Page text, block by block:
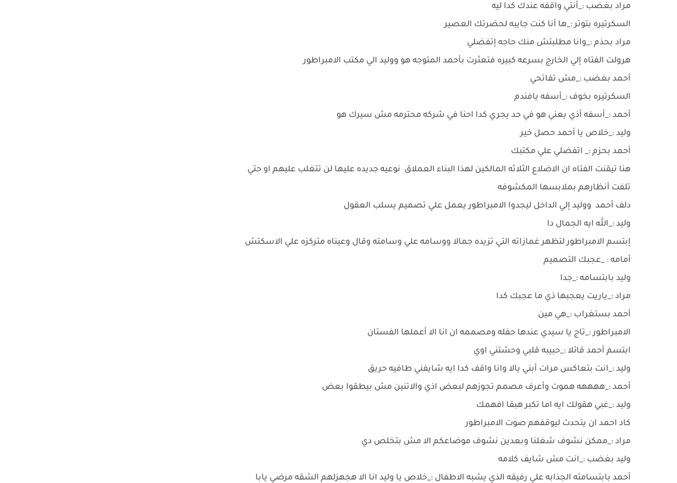
مراد بغضب :_أنتي واقفه عندك كدا ليه
السكرتيره بتوتر :_ها أنا كنت جايبه لحضرتك العصير
مراد بحذم :_وانا مطلبتش منك حاجه إتفضلي
هرولت الفتاه إلي الخارج بسرعه كبيره فتعثرت بأحمد المتوجه هو ووليد الي مكتب الامبراطور
أحمد بغضب :_مش تفاتحي
السكرتيره بخوف :_أسفه يافندم
أحمد :_أسفه أذي يعني هو في حد يجري كدا احنا في شركه محترمه مش سيرك هو
وليد :_خلاص يا أحمد حصل خير
أحمد بحزم :_ اتفضلي علي مكتبك
هنا تيقنت الفتاه ان الاضلاع الثلاثه المالكين لهذا البناء العملاق نوعيه جديده عليها لن تتغلب عليهم او حتي
تلفت أنظارهم بملابسها المكشوفه
دلف أحمد ووليد إلي الداخل ليجدوا الامبراطور يعمل علي تصميم يسلب العقول
وليد :_الله ايه الجمال دا
إبتسم الامبراطور لتظهر غمازاته التي تزيده جمالا ووسامه علي وسامته وقال وعيناه متركزه علي الاسكتش
أمامه : _عجبك التصميم
وليد بابتسامه :_جدا
مراد :_ياريت يعجبها ذي ما عجبك كدا
أحمد بستغراب :_هي مين
الامبراطور :_تاج يا سيدي عندها حفله ومصممه ان انا الا أعملها الفستان
ابتسم أحمد قائلا :_حبيبه قلبي وحشتني اوي
وليد :_انت بتعاكس مرات أبني يالا وانا واقف كدا ايه شايفني طافيه حريق
أحمد :_ههههه هموت وأعرف مصمم تجوزهم لبعض اذي والاتنين مش بيطقوا بعض
وليد :_غبي هقولك ايه اما تكبر هبقا افهمك
كاد احمد ان يتحدث ليوقفهم صوت الامبراطور
مراد :_ممكن نشوف شغلنا وبعدين نشوف موضاعكم الا مش بتخلص دي
وليد بغضب :_انت مش شايف كلامه
أحمد بابتسامته الجذابه علي رفيقه الذي يشبه الاطفال :_خلاص يا وليد انا الا هجهزلهم الشقه مرضي يابا